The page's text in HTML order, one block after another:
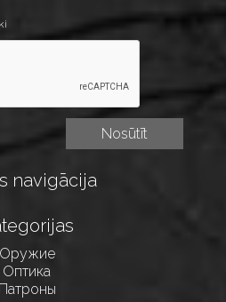
navigācija
Оружие
Оптика
Патроны